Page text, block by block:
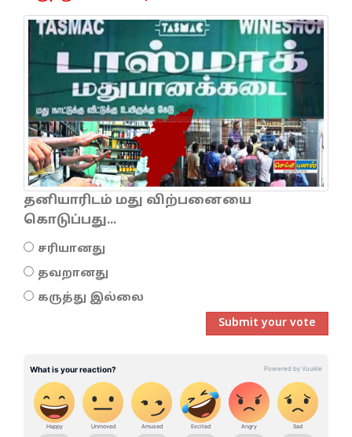
தனியாரிடம் மது விற்பனையை
கொடுப்பது...
சரியானது
தவறானது
கருத்து இல்லை
Submit your vote